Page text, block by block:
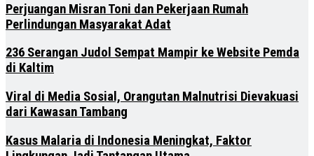
Perjuangan Misran Toni dan Pekerjaan Rumah
Perlindungan Masyarakat Adat
236 Serangan Judol Sempat Mampir ke Website Pemda
di Kaltim
Viral di Media Sosial, Orangutan Malnutrisi Dievakuasi
dari Kawasan Tambang
Kasus Malaria di Indonesia Meningkat, Faktor